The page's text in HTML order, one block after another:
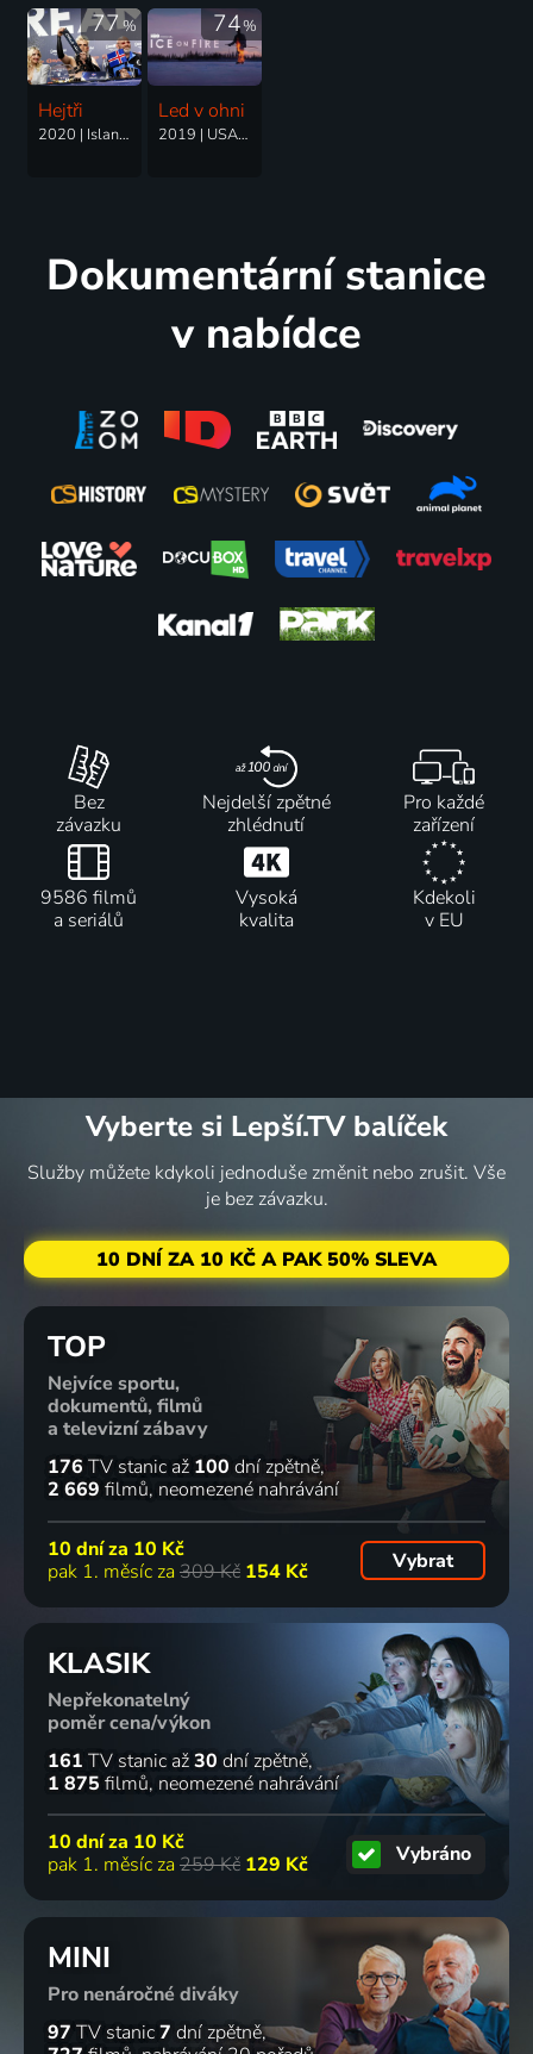
77%
Hejtři
2020 | Island | Hudební
74%
Led v ohni
2019 | USA, Kostarika, Chorvatsko, Francie, Německo, Island, Norsko, Švýcarsko, Velká Británie
Dokumentární stanice
v nabídce
Bez
závazku
Nejdelší zpětné
zhlédnutí
Pro každé
zařízení
9586 filmů
a seriálů
Vysoká
kvalita
Kdekoli
v EU
Vyberte si Lepší.TV balíček
Služby můžete kdykoli jednoduše změnit nebo zrušit. Vše
je bez závazku.
10 DNÍ ZA 10 KČ A PAK 50% SLEVA
TOP
Nejvíce sportu,
dokumentů, filmů
a televizní zábavy
176 TV stanic až 100 dní zpětně
2 669 filmů neomezené nahrávání
10 dní za 10 Kč
pak 1. měsíc za 309 Kč 154 Kč Vybrat
KLASIK
Nepřekonatelný
poměr cena/výkon
161 TV stanic až30 dní zpětně
1 875 filmů neomezené nahrávání
10 dní za 10 Kč
pak 1. měsíc za 259 Kč 129 Kč Vybráno
MINI
Pro nenáročné diváky
97 TV stanic7 dní zpětně